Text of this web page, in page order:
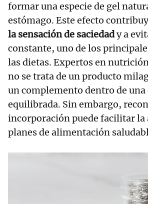
formar una especie de gel
estómago. Este efecto
la sensación de saciedady a
constante, uno de los
las dietas. Expertos en
no se trata de un producto
un complemento dentro de una
equilibrada. Sin embargo,
incorporación puede facilitar la
planes de alimentación